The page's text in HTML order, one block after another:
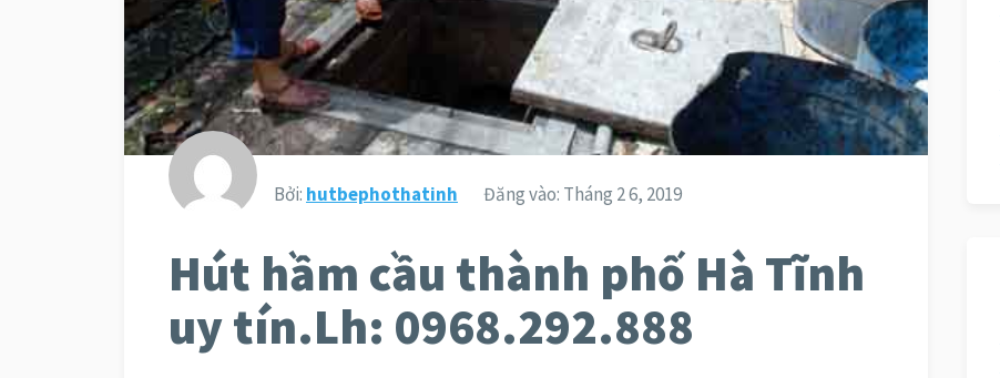
Bởi: hutbephothatinh Đăng vào: Tháng 2 6, 2019
Hút hầm cầu thành phố Hà Tĩnh
uy tín.Lh: 0968.292.888